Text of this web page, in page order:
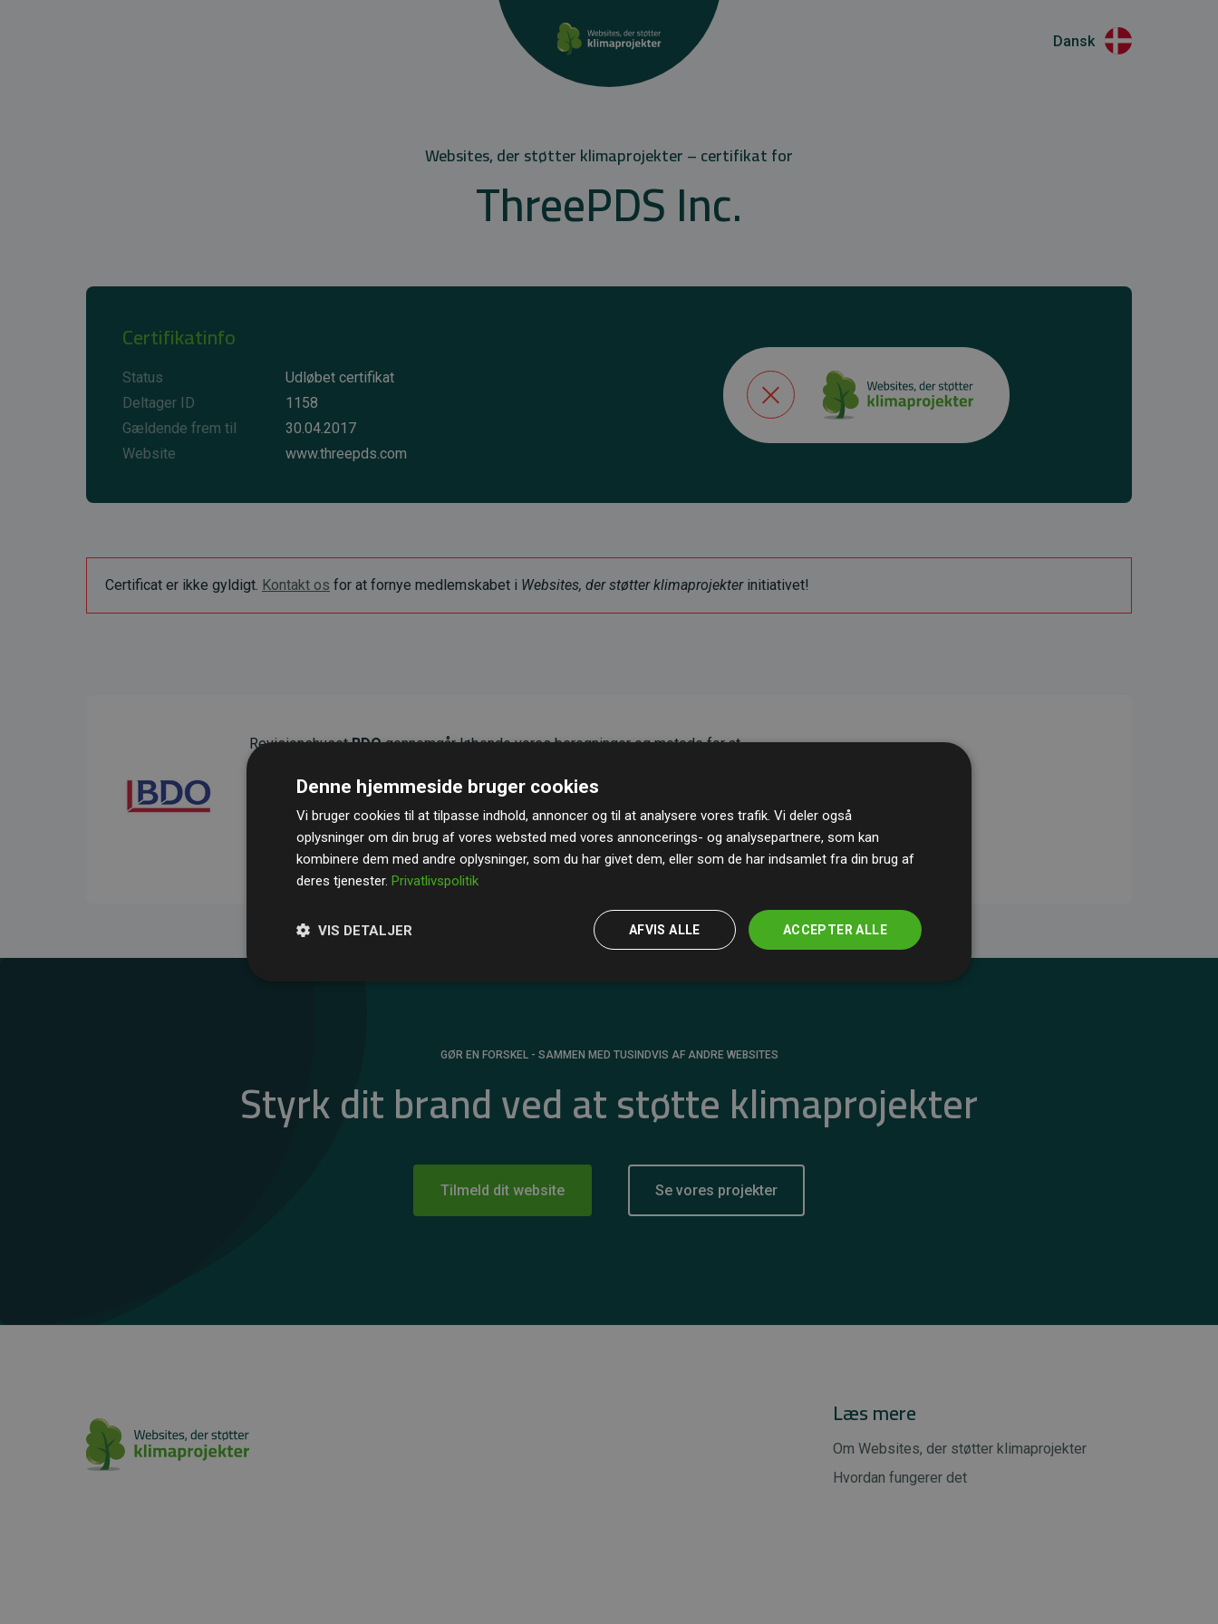
Dansk
Websites, der støtter klimaprojekter – certifikat for
ThreePDS Inc.
Certifikatinfo
Status
Udløbet certifikat
Deltager ID
1158
Gældende frem til
30.04.2017
Website
www.threepds.com
Certificat er ikke gyldigt. Kontakt os for at fornye medlemskabet i Websites, der støtter klimaprojekterinitiativet!
RevisionshusetBDOgennemgår løbende vores beregninger og metode for at
gennemsnit kompenserer for
200% af medlemmernes websites estimerede
CO₂-udledninger .
GØR EN FORSKEL - SAMMEN MED TUSINDVIS AF ANDRE WEBSITES
Styrk dit brand ved at støtte klimaprojekter
Tilmeld dit website Se vores projekter
Læs mere
Om Websites, der støtter klimaprojekter
Hvordan fungerer det
Denne hjemmeside bruger cookies
Vi bruger cookies til at tilpasse indhold, annoncer og til at analysere vores trafik. Vi deler også
oplysninger om din brug af vores websted med vores annoncerings- og analysepartnere, som kan
kombinere dem med andre oplysninger, som du har givet dem, eller som de har indsamlet fra din brug af
deres tjenester. Privatlivspolitik
ACCEPTER ALLE
AFVIS ALLE
VIS DETALJER